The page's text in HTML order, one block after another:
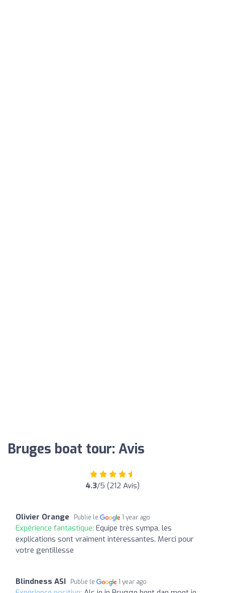
Bruges boat tour: Avis
4.3/5 (212 Avis)
Olivier Orange Publié le 1 year ago
Expérience fantastique: Equipe très sympa, les
explications sont vraiment intéressantes. Merci pour
votre gentillesse
Blindness ASI Publié le 1 year ago